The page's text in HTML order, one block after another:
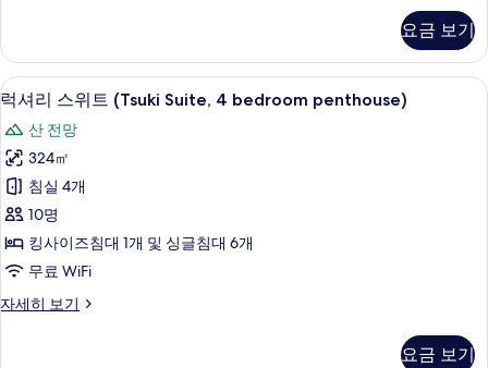
사
진
모
두
보
기
개,
금
연
(Penthouse,
Hana
Suite)
자
세
히
보
기
요금 보기
럭
셔
리
스
위
트
(Tsuki
Suite,
4
럭셔리 스위트 (Tsuki Suite, 4
4
럭셔리 스위트 (Tsuki Suite, 4 bedroom penthouse)
산 전망
324㎡
침실 4개
10명
킹사이즈침대 1개 및 싱글침대 6개
무료 WiFi
자세히 보기
럭
요금 보기